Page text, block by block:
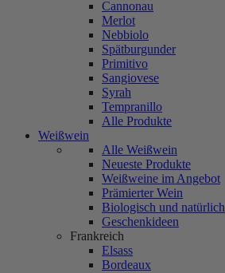
Cannonau
Merlot
Nebbiolo
Spätburgunder
Primitivo
Sangiovese
Syrah
Tempranillo
Alle Produkte
Weißwein
Alle Weißwein
Neueste Produkte
Weißweine im Angebot
Prämierter Wein
Biologisch und natürlich
Geschenkideen
Frankreich
Elsass
Bordeaux